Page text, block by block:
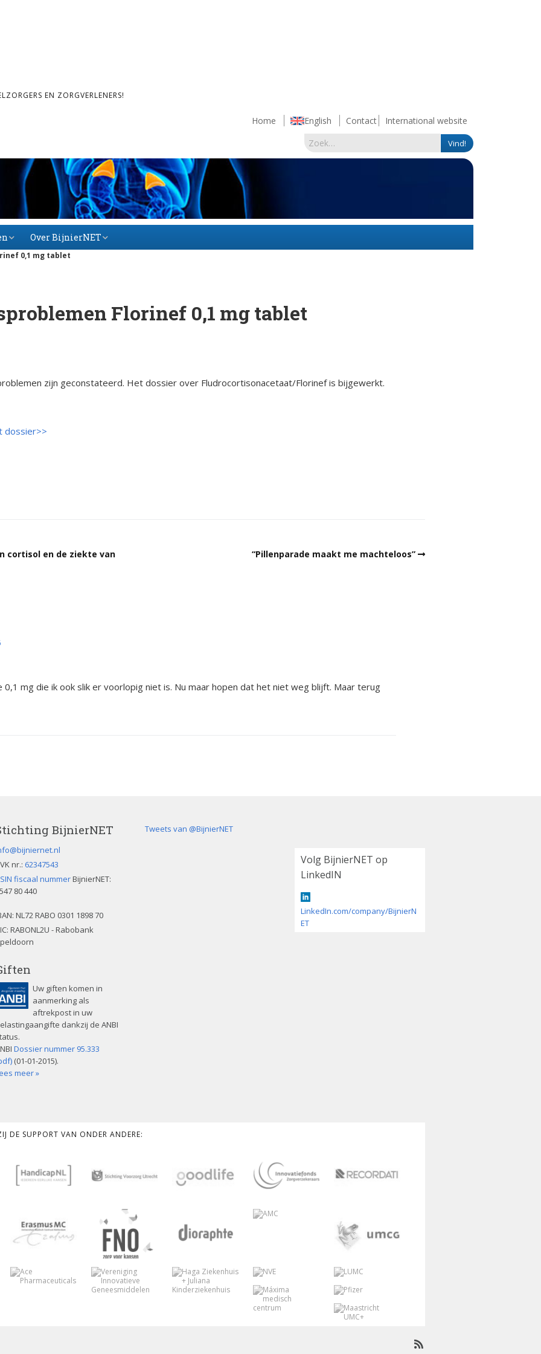
EN ZORGVERLENERS!
Home English Contact International website
Over BijnierNET
Bestuursleden
Jaarverslagen
0,1 mg tablet
Florinef 0,1 mg tablet
zijn geconstateerd. Het dossier over Fludrocortisonacetaat/Florinef is bijgewerkt.
dossier>>
cortisol en de ziekte van
“Pillenparade maakt me machteloos”
mg die ik ook slik er voorlopig niet is. Nu maar hopen dat het niet weg blijft. Maar terug
BijnierNET
nr.: 62347543
fiscaal nummerBijnierNET:
80 440
NL72 RABO 0301 1898 70
RABONL2U - Rabobank
Uw giften komen in
aanmerking als
aftrekpost in uw
dankzij de ANBI
Dossier nummer 95.333
(01-01-2015).
meer »
Tweets van @BijnierNET
Volg BijnierNET op
LinkedIN
LinkedIn.com/company/BijnierN
ET
DE SUPPORT VAN ONDER ANDERE: